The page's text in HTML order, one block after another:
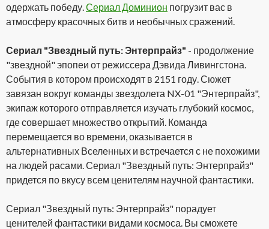
одержать победу. Сериал Доминион погрузит вас в
атмосферу красочных битв и необычных сражений.
Сериал "Звездный путь: Энтерпрайз" - продолжение
"звездной" эпопеи от режиссера Дэвида Ливингстона.
События в котором происходят в 2151 году. Сюжет
завязан вокруг команды звездолета NX-01 "Энтерпрайз",
экипаж которого отправляется изучать глубокий космос,
где совершает множество открытий. Команда
перемещается во времени, оказывается в
альтернативных Вселенных и встречается с не похожими
на людей расами. Сериал "Звездный путь: Энтерпрайз"
придется по вкусу всем ценителям научной фантастики.
Сериал "Звездный путь: Энтерпрайз" порадует
ценителей фантастики видами космоса. Вы сможете